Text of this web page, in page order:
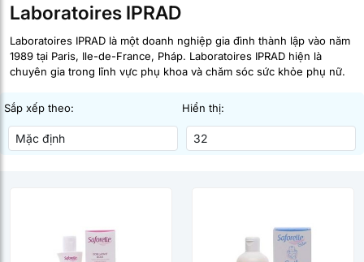
Laboratoires IPRAD
Laboratoires IPRAD là một doanh nghiệp gia đình thành lập vào năm
1989 tại Paris, Ile-de-France, Pháp. Laboratoires IPRAD hiện là
chuyên gia trong lĩnh vực phụ khoa và chăm sóc sức khỏe phụ nữ.
Hiển thị:
Sắp xếp theo: